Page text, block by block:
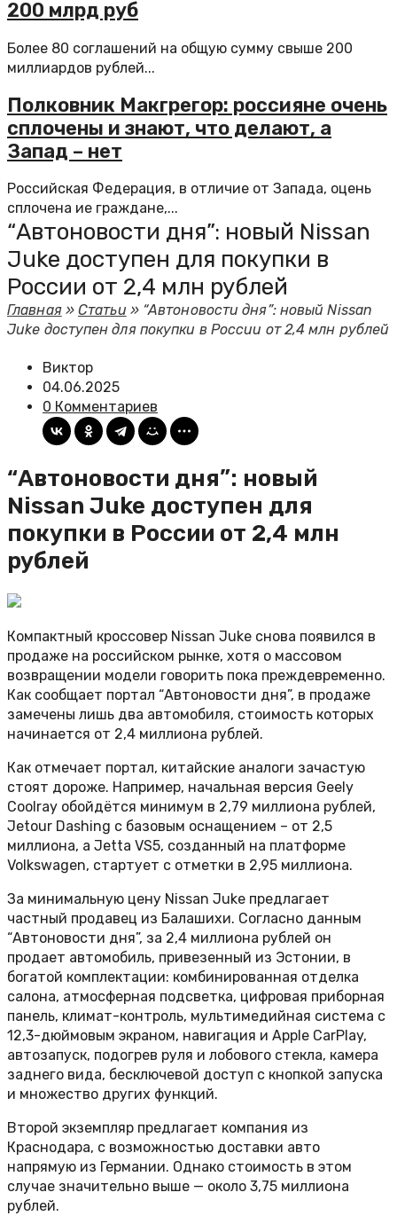
200 млрд руб
Более 80 соглашений на общую сумму свыше 200
миллиардов рублей...
Полковник Макгрегор: россияне очень
сплочены и знают, что делают, а
Запад – нет
Российская Федерация, в отличие от Запада, оцень
сплочена ие граждане,...
“Автоновости дня”: новый Nissan
Juke доступен для покупки в
России от 2,4 млн рублей
Главная»Статьи » “Автоновости дня”: новый Nissan
Juke доступен для покупки в России от 2,4 млн рублей
Виктор
04.06.2025
0 Комментариев
“Автоновости дня”: новый
Nissan Juke доступен для
покупки в России от 2,4 млн
рублей
Компактный кроссовер Nissan Juke снова появился в
продаже на российском рынке, хотя о массовом
возвращении модели говорить пока преждевременно.
Как сообщает портал “Автоновости дня”, в продаже
замечены лишь два автомобиля, стоимость которых
начинается от 2,4 миллиона рублей.
Как отмечает портал, китайские аналоги зачастую
стоят дороже. Например, начальная версия Geely
Coolray обойдётся минимум в 2,79 миллиона рублей,
Jetour Dashing с базовым оснащением – от 2,5
миллиона, а Jetta VS5, созданный на платформе
Volkswagen, стартует с отметки в 2,95 миллиона.
За минимальную цену Nissan Juke предлагает
частный продавец из Балашихи. Согласно данным
“Автоновости дня”, за 2,4 миллиона рублей он
продает автомобиль, привезенный из Эстонии, в
богатой комплектации: комбинированная отделка
салона, атмосферная подсветка, цифровая приборная
панель, климат-контроль, мультимедийная система с
12,3-дюймовым экраном, навигация и Apple CarPlay,
автозапуск, подогрев руля и лобового стекла, камера
заднего вида, бесключевой доступ с кнопкой запуска
и множество других функций.
Второй экземпляр предлагает компания из
Краснодара, с возможностью доставки авто
напрямую из Германии. Однако стоимость в этом
случае значительно выше — около 3,75 миллиона
рублей.